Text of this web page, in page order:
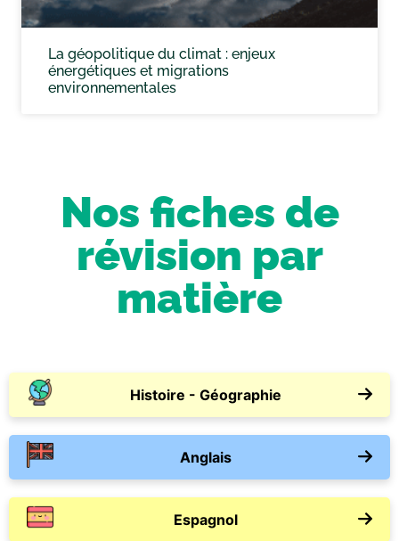
La géopolitique du climat : enjeux
énergétiques et migrations
environnementales
Nos fiches de
révision par
matière
Histoire - Géographie
Anglais
Espagnol